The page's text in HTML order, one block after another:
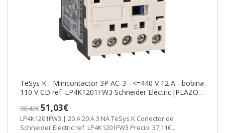
TeSys K - Minicontactor 3P AC-3 - <=440 V 12 A - bobina
110 V CD ref. LP4K1201FW3 Schneider Electric [PLAZO
86,42€51,03€
LP4K1201FW3 | 20 A 20 A 3 NA TeSys K Conector de
Schneider Electric ref. LP4K1201FW3 Precio: 37,11€...